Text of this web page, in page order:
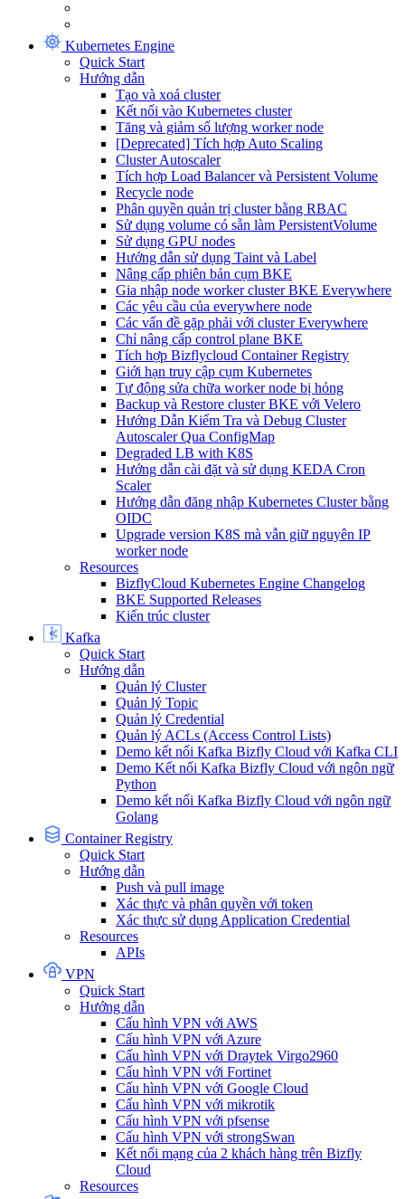
Kubernetes Engine
Quick Start
Hướng dẫn
Tạo và xoá cluster
Kết nối vào Kubernetes cluster
Tăng và giảm số lượng worker node
[Deprecated] Tích hợp Auto Scaling
Cluster Autoscaler
Tích hợp Load Balancer và Persistent Volume
Recycle node
Phân quyền quản trị cluster bằng RBAC
Sử dụng volume có sẵn làm PersistentVolume
Sử dụng GPU nodes
Hướng dẫn sử dụng Taint và Label
Nâng cấp phiên bản cụm BKE
Gia nhập node worker cluster BKE Everywhere
Các yêu cầu của everywhere node
Các vấn đề gặp phải với cluster Everywhere
Chỉ nâng cấp control plane BKE
Tích hợp Bizflycloud Container Registry
Giới hạn truy cập cụm Kubernetes
Tự động sửa chữa worker node bị hỏng
Backup và Restore cluster BKE với Velero
Hướng Dẫn Kiểm Tra và Debug Cluster
Autoscaler Qua ConfigMap
Degraded LB with K8S
Hướng dẫn cài đặt và sử dụng KEDA Cron
Scaler
Hướng dẫn đăng nhập Kubernetes Cluster bằng
OIDC
Upgrade version K8S mà vẫn giữ nguyên IP
worker node
Resources
BizflyCloud Kubernetes Engine Changelog
BKE Supported Releases
Kiến trúc cluster
Kafka
Quick Start
Hướng dẫn
Quản lý Cluster
Quản lý Topic
Quản lý Credential
Quản lý ACLs (Access Control Lists)
Demo kết nối Kafka Bizfly Cloud với Kafka CLI
Demo Kết nối Kafka Bizfly Cloud với ngôn ngữ
Python
Demo kết nối Kafka Bizfly Cloud với ngôn ngữ
Golang
Container Registry
Quick Start
Hướng dẫn
Push và pull image
Xác thực và phân quyền với token
Xác thực sử dụng Application Credential
Resources
APIs
VPN
Quick Start
Hướng dẫn
Cấu hình VPN với AWS
Cấu hình VPN với Azure
Cấu hình VPN với Draytek Virgo2960
Cấu hình VPN với Fortinet
Cấu hình VPN với Google Cloud
Cấu hình VPN với mikrotik
Cấu hình VPN với pfsense
Cấu hình VPN với strongSwan
Kết nối mạng của 2 khách hàng trên Bizfly
Cloud
Resources